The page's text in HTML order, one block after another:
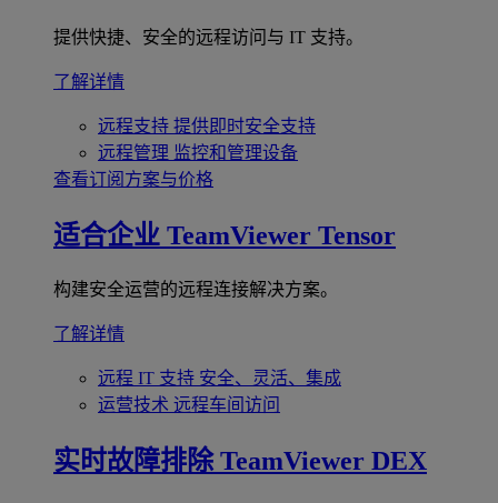
提供快捷、安全的远程访问与 IT 支持。
了解详情
远程支持 提供即时安全支持
远程管理 监控和管理设备
查看订阅方案与价格
适合企业 TeamViewer Tensor
构建安全运营的远程连接解决方案。
了解详情
远程 IT 支持 安全、灵活、集成
运营技术 远程车间访问
实时故障排除 TeamViewer DEX